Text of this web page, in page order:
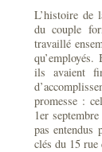
L’histoire de
du couple
travaillé
ils avaient
promesse :
1er
pas entendus
clés du 15